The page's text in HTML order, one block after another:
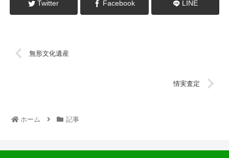
Twitter Facebook LINE
無形文化遺産
情実査定
ホーム 記事